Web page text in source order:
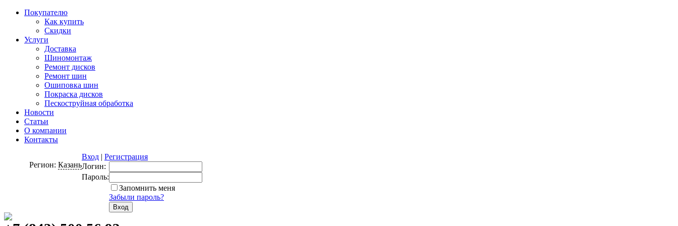
Покупателю
Как купить
Скидки
Услуги
Доставка
Шиномонтаж
Ремонт дисков
Ремонт шин
Ошиповка шин
Покраска дисков
Пескоструйная обработка
Новости
Статьи
О компании
Контакты
Регион: Казань
Вход | Регистрация
Логин:
Пароль:
Запомнить меня
Забыли пароль?